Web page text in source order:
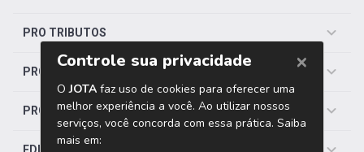
PRO TRIBUTOS
PRO TRABALHISTA
PRO SAÚDE